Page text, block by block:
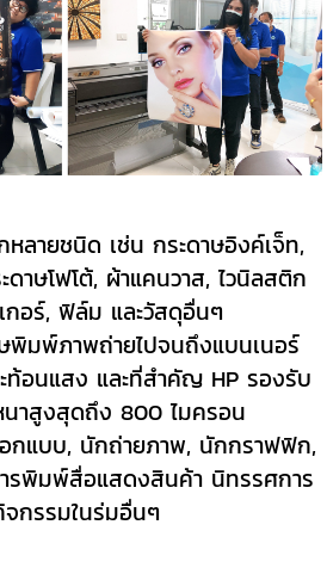
ลายชนิด เช่น กระดาษอิงค์เจ็ท,
ดาษโฟโต้, ผ้าแคนวาส, ไวนิลสติก
กอร์, ฟิล์ม และวัสดุอื่นๆ
พิมพ์ภาพถ่ายไปจนถึงแบนเนอร์
อนแสง และที่สำคัญ HP รองรับ
าสูงสุดถึง 800 ไมครอน
อกแบบ, นักถ่ายภาพ, นักกราฟฟิก,
รพิมพ์สื่อแสดงสินค้า นิทรรศการ
จกรรมในร่มอื่นๆ